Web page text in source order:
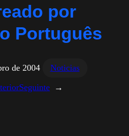
por
Português
de 2004
Noticias
Seguinte →